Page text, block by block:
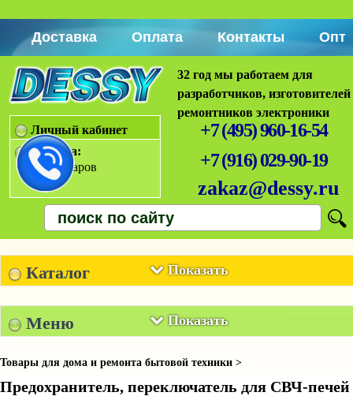
Доставка Оплата Контакты Опт
32 год мы работаем для
разработчиков,
ремонтников электроники
+7 (495) 960-16-54
+7 (916) 029-90-19
zakaz@dessy.ru
Личный кабинет
Корзина:
Нет товаров
Показать
Каталог
Показать
Меню
Товары для дома и ремонта бытовой техники >
Предохранитель, переключатель для СВЧ-печей